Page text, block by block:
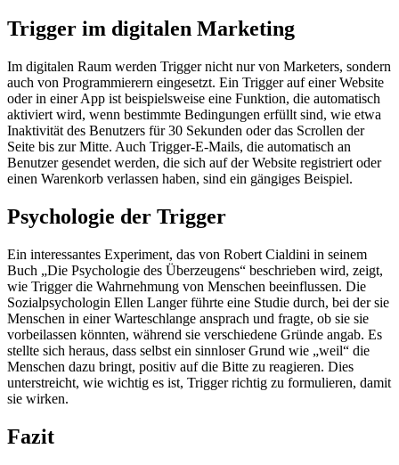
Trigger im digitalen Marketing
Im digitalen Raum werden Trigger nicht nur von Marketers, sondern
auch von Programmierern eingesetzt. Ein Trigger auf einer Website
oder in einer App ist beispielsweise eine Funktion, die automatisch
aktiviert wird, wenn bestimmte Bedingungen erfüllt sind, wie etwa
Inaktivität des Benutzers für 30 Sekunden oder das Scrollen der
Seite bis zur Mitte. Auch Trigger-E-Mails, die automatisch an
Benutzer gesendet werden, die sich auf der Website registriert oder
einen Warenkorb verlassen haben, sind ein gängiges Beispiel.
Psychologie der Trigger
Ein interessantes Experiment, das von Robert Cialdini in seinem
Buch „Die Psychologie des Überzeugens“ beschrieben wird, zeigt,
wie Trigger die Wahrnehmung von Menschen beeinflussen. Die
Sozialpsychologin Ellen Langer führte eine Studie durch, bei der sie
Menschen in einer Warteschlange ansprach und fragte, ob sie sie
vorbeilassen könnten, während sie verschiedene Gründe angab. Es
stellte sich heraus, dass selbst ein sinnloser Grund wie „weil“ die
Menschen dazu bringt, positiv auf die Bitte zu reagieren. Dies
unterstreicht, wie wichtig es ist, Trigger richtig zu formulieren, damit
sie wirken.
Fazit